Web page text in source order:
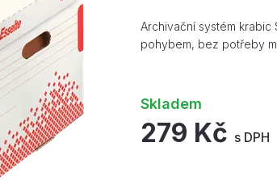
Archivační systém
pohybem, bez potřeby
Skladem
279 Kč s DPH